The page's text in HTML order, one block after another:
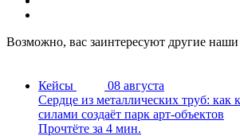
Возможно, вас заинтересуют другие
Кейсы
08 августа
Сердце из металлических труб: как
силами создаёт парк арт-объектов
Прочтёте за 4 мин.